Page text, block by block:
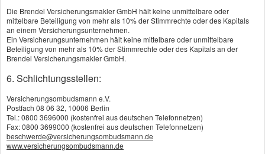
Der Verlust der Arbeitskraft ist ein existenzielles
Risiko. Denn nicht mehr arbeiten können heißt,
nichts zu verdienen. Materielle Not ist oft die
Folge. Der Staat hilft im Ernstfall kaum - die
gesetzliche Rentenversicherung zahlt allen ab
1961 Geborenen nur noch bei
Erwerbsunfähigkeit eine Minirente.
Mehr zum Thema:
·Die Grundlagen
·Leistungsumfang
Die Brendel Versicherungsmakler GmbH hält keine unmittelbare oder
mittelbare Beteiligung von mehr als 10% der Stimmrechte oder des Kapitals
an einem Versicherungsunternehmen.
Ein Versicherungsunternehmen hält keine mittelbare oder unmittelbare
Beteiligung von mehr als 10% der Stimmrechte oder des Kapitals an der
Brendel Versicherungsmakler GmbH.
6. Schlichtungsstellen:
Versicherungsombudsmann e.V.
Postfach 08 06 32, 10006 Berlin
Tel.: 0800 3696000 (kostenfrei aus deutschen Telefonnetzen)
Fax: 0800 3699000 (kostenfrei aus deutschen Telefonnetzen)
beschwerde@versicherungsombudsmann.de
www.versicherungsombudsmann.de